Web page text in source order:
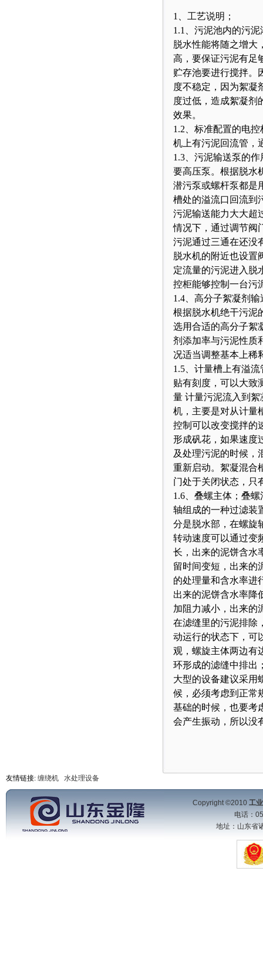
1、工艺说明；
1.1、污泥池内的污
脱水性能将随之增大
高，要保证污泥有足
贮存池要进行搅拌。
度不稳定，因为絮凝
度过低，造成絮凝剂
效果。
1.2、标准配置的电
机上有污泥回流管，
1.3、污泥输送泵的
要高压泵。根据脱水
潜污泵或螺杆泵都是
槽处的溢流口回流到
污泥输送能力大大超
情况下，通过调节阀
污泥通过三通在还没
脱水机的附近也设置
定流量的污泥进入脱
控柜能够控制一台污
1.4、高分子絮凝剂
根据脱水机绝干污泥
选用合适的高分子絮
剂添加率与污泥性质
况适当调整基本上稀
1.5、计量槽上有溢
贴有刻度，可以大致
量 计量污泥流入到
机，主要是对从计量
控制可以改变搅拌的
形成矾花，如果速度
及处理污泥的时候，
重新启动。絮凝混合
门处于关闭状态，只
1.6、叠螺主体；叠
轴组成的一种过滤装
分是脱水部，在螺旋
转动速度可以通过变
长，出来的泥饼含水
留时间变短，出来的
的处理量和含水率进
出来的泥饼含水率降
加阻力减小，出来的
在滤缝里的污泥排除
动运行的状态下，可
观，螺旋主体两边有
环形成的滤缝中排出
大型的设备建议采用
候，必须考虑到正常
基础的时候，也要考
会产生振动，所以没
友情链接: 缠绕机 水处理设备
Copyright ©2010 工
电话：
地址：山东省